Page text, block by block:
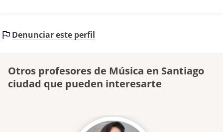
Denunciar este perfil
Otros profesores de Música en Santiago
ciudad que pueden interesarte